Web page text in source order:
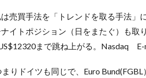
売買手法を「トレンドを取る手法」
イトポジション（日をまたぐ）も取
まで跳ね上がる。Nasdaq E-
まりドイツも同じで、Euro